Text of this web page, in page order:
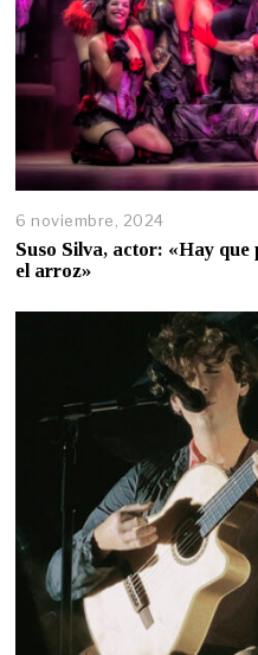
6 noviembre, 2024
Suso Silva, actor: «Hay que
el arroz»